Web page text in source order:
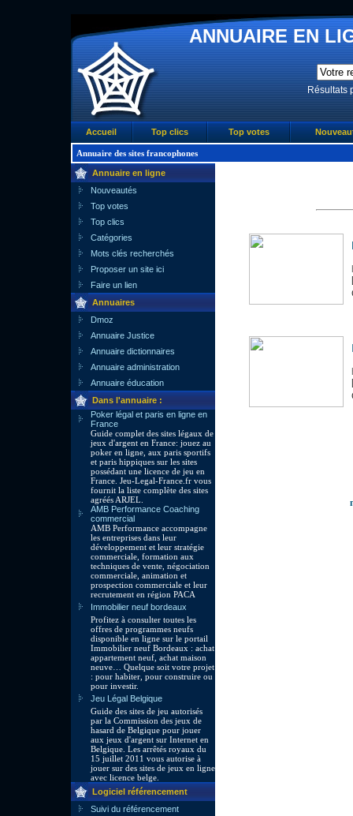
ANNUAIRE EN
Résultats
Accueil Top clics Top votes
Annuaire des sites francophones
Annuaire en ligne
Nouveautés
Top votes
Top clics
Catégories
Mots clés recherchés
Proposer un site ici
Faire un lien
Annuaires
Dmoz
Annuaire Justice
Annuaire dictionnaires
Annuaire administration
Annuaire éducation
Dans l'annuaire :
Poker légal et paris en ligne en
France
Guide complet des sites légaux de
jeux d'argent en France: jouez au
poker en ligne, aux paris sportifs
et paris hippiques sur les sites
possédant une licence de jeu en
France. Jeu-Legal-France.fr vous
fournit la liste complète des sites
agréés ARJEL.
AMB Performance Coaching
commercial
AMB Performance accompagne
les entreprises dans leur
développement et leur stratégie
commerciale, formation aux
techniques de vente, négociation
commerciale, animation et
prospection commerciale et leur
recrutement en région PACA
Immobilier neuf bordeaux
Profitez à consulter toutes les
offres de programmes neufs
disponible en ligne sur le portail
Immobilier neuf Bordeaux : achat
appartement neuf, achat maison
neuve… Quelque soit votre projet
: pour habiter, pour construire ou
pour investir.
Jeu Légal Belgique
Guide des sites de jeu autorisés
par la Commission des jeux de
hasard de Belgique pour jouer
aux jeux d'argent sur Internet en
Belgique. Les arrêtés royaux du
15 juillet 2011 vous autorise à
jouer sur des sites de jeux en ligne
avec licence belge.
Logiciel référencement
Suivi du référencement